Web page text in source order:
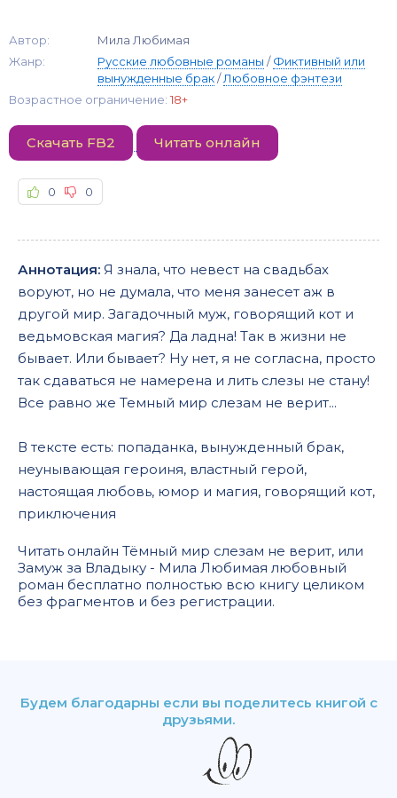
Автор:
Мила Любимая
Жанр:
Русские любовные романы /Фиктивный или
вынужденные брак/Любовное фэнтези
Возрастное ограничение: 18+
Скачать FB2 Читать онлайн
0 0
Аннотация: Я знала, что невест на свадьбах
воруют, но не думала, что меня занесет аж в
другой мир. Загадочный муж, говорящий кот и
ведьмовская магия? Да ладна! Так в жизни не
бывает. Или бывает? Ну нет, я не согласна, просто
так сдаваться не намерена и лить слезы не стану!
Все равно же Темный мир слезам не верит...
В тексте есть: попаданка, вынужденный брак,
неунывающая героиня, властный герой,
настоящая любовь, юмор и магия, говорящий кот,
приключения
Читать онлайн Тёмный мир слезам не верит, или
Замуж за Владыку - Мила Любимая любовный
роман бесплатно полностью всю книгу целиком
без фрагментов и без регистрации.
Будем благодарны если вы поделитесь книгой с
друзьями.